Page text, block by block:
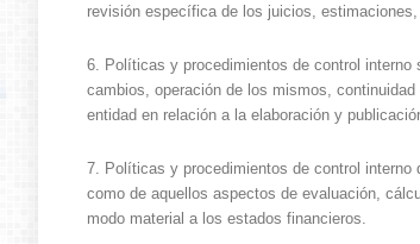
revisión específica de los juicios,
6. Políticas y procedimientos de control
cambios, operación de los mismos,
entidad en relación a la elaboración y
7. Políticas y procedimientos de control
como de aquellos aspectos de evaluación,
modo material a los estados financieros.